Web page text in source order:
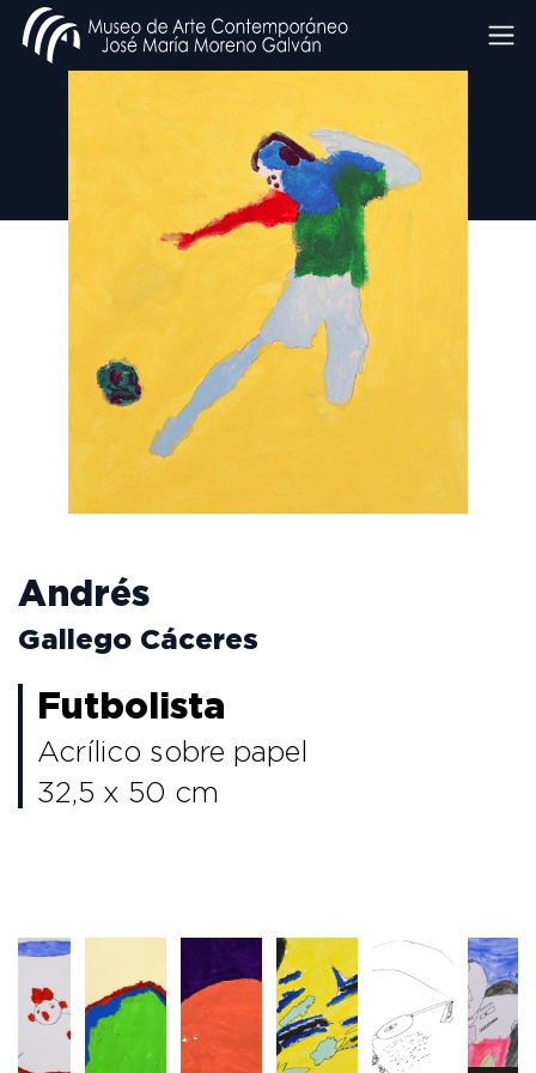
Andrés
Gallego Cáceres
Futbolista
Acrílico sobre papel
32,5 x 50 cm